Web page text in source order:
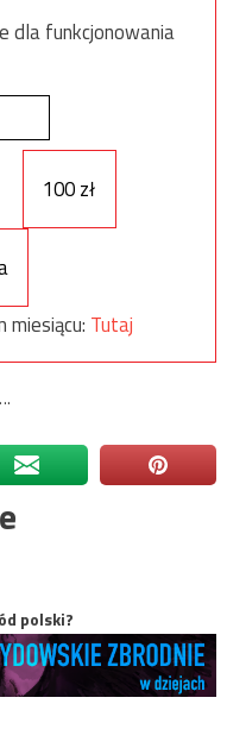
dla funkcjonowania
100 zł
miesiącu: Tutaj
polski?